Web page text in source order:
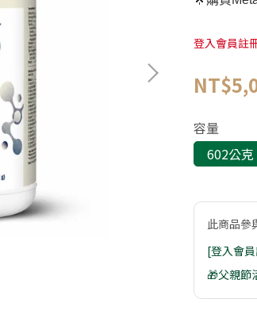
登入會員註
容量
602公克
此商品參
[登入會
🎁父親節